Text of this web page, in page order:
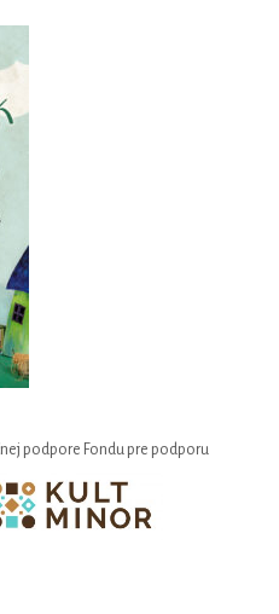
podpore Fondu pre podporu